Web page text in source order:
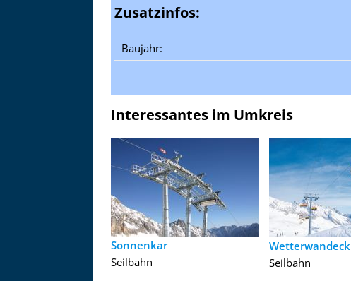
Zusatzinfos:
Baujahr:
Interessantes im Umkreis
Sonnenkar
Seilbahn
Wetterwandeck
Seilbahn